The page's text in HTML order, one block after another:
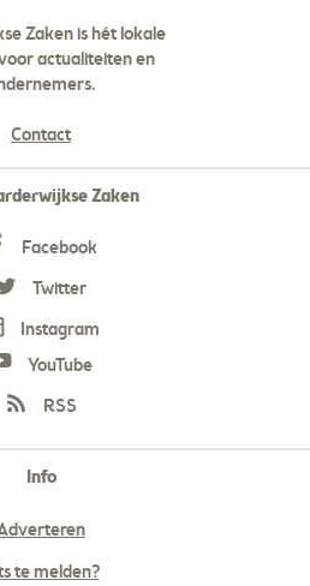
Zaken is hét lokale
actualiteiten en
Contact
Zaken
Facebook
Twitter
Instagram
YouTube
RSS
Info
te melden?